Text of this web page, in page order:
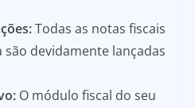
Todas as notas fiscais
são devidamente lançadas
O módulo fiscal do seu